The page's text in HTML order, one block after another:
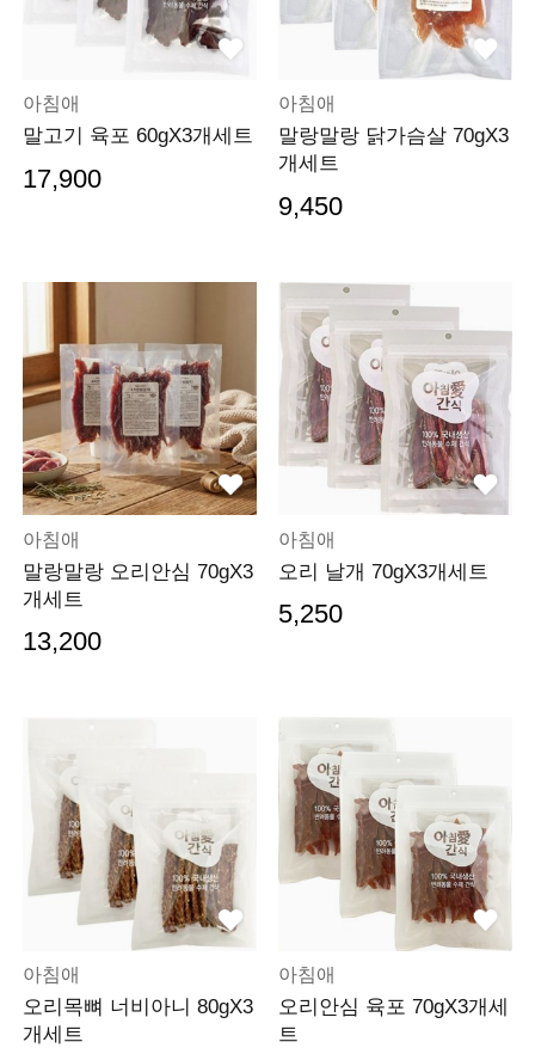
아침애
말고기 육포 60gX3개세트
17,900
아침애
말랑말랑 닭가슴살 70gX3
개세트
9,450
아침애
말랑말랑 오리안심 70gX3
개세트
13,200
아침애
오리 날개 70gX3개세트
5,250
아침애
오리목뼈 너비아니 80gX3
개세트
아침애
오리안심 육포 70gX3개세
트